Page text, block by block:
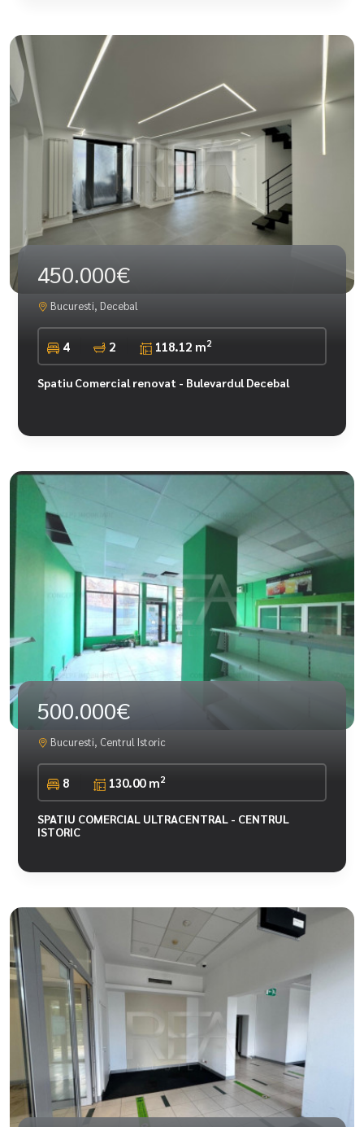
450.000€
Bucuresti, Decebal
4 2 118.12 m2
Spatiu Comercial renovat - Bulevardul Decebal
500.000€
Bucuresti, Centrul Istoric
8 130.00 m2
SPATIU COMERCIAL ULTRACENTRAL - CENTRUL
ISTORIC